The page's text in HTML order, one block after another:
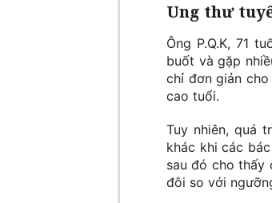
Ung thư
Ông P.Q.K, 71
buốt và gặp
chỉ đơn giản
cao tuổi.
Tuy nhiên, quá
khác khi các
sau đó cho thấy
đôi so với